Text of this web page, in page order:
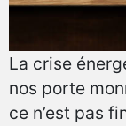
La crise
nos porte
ce n’est pas